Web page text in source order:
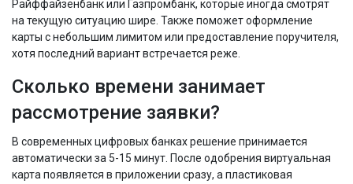
Райффайзенбанк или Газпромбанк, которые иногда смотрят
на текущую ситуацию шире. Также поможет оформление
карты с небольшим лимитом или предоставление поручителя,
хотя последний вариант встречается реже.
Сколько времени занимает
рассмотрение заявки?
В современных цифровых банках решение принимается
автоматически за 5-15 минут. После одобрения виртуальная
карта появляется в приложении сразу, а пластиковая